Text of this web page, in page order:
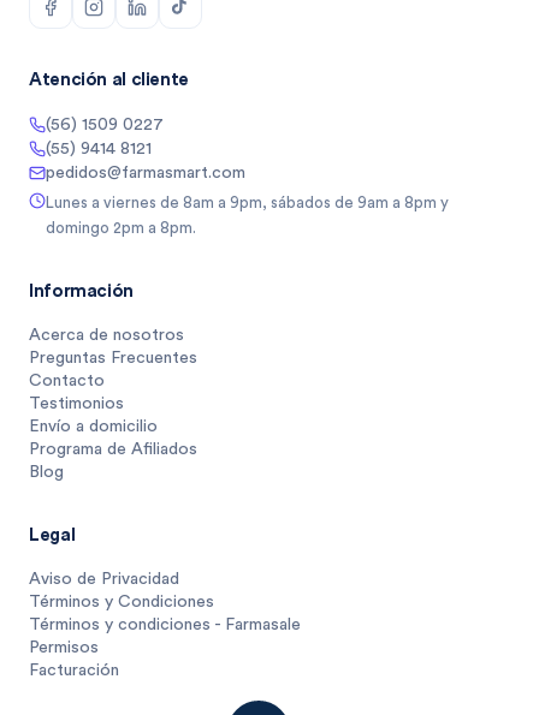
Atención al cliente
(56) 1509 0227
(55) 9414 8121
pedidos@farmasmart.com
Lunes a viernes de 8am a 9pm, sábados de 9am a 8pm y
domingo 2pm a 8pm.
Información
Acerca de nosotros
Preguntas Frecuentes
Contacto
Testimonios
Envío a domicilio
Programa de Afiliados
Blog
Legal
Aviso de Privacidad
Términos y Condiciones
Términos y condiciones - Farmasale
Permisos
Facturación